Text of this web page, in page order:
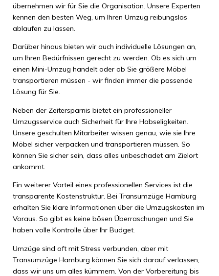
übernehmen wir für Sie die Organisation. Unsere Experten
kennen den besten Weg, um Ihren Umzug reibungslos
ablaufen zu lassen.
Darüber hinaus bieten wir auch individuelle Lösungen an,
um Ihren Bedürfnissen gerecht zu werden. Ob es sich um
einen Mini-Umzug handelt oder ob Sie größere Möbel
transportieren müssen - wir finden immer die passende
Lösung für Sie.
Neben der Zeitersparnis bietet ein professioneller
Umzugsservice auch Sicherheit für Ihre Habseligkeiten.
Unsere geschulten Mitarbeiter wissen genau, wie sie Ihre
Möbel sicher verpacken und transportieren müssen. So
können Sie sicher sein, dass alles unbeschadet am Zielort
ankommt.
Ein weiterer Vorteil eines professionellen Services ist die
transparente Kostenstruktur. Bei Transumzüge Hamburg
erhalten Sie klare Informationen über die Umzugskosten im
Voraus. So gibt es keine bösen Überraschungen und Sie
haben volle Kontrolle über Ihr Budget.
Umzüge sind oft mit Stress verbunden, aber mit
Transumzüge Hamburg können Sie sich darauf verlassen,
dass wir uns um alles kümmern. Von der Vorbereitung bis